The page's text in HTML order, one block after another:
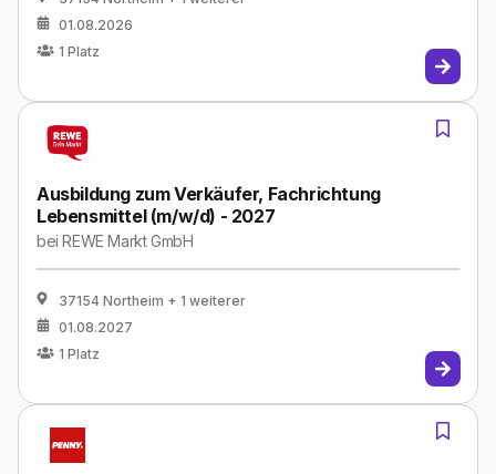
01.08.2026
1 Platz
Ausbildung zum Verkäufer, Fachrichtung
Lebensmittel (m/w/d) - 2027
beiREWE Markt GmbH
37154 Northeim + 1 weiterer
01.08.2027
1 Platz